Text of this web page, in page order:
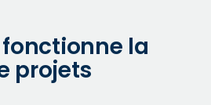
la
projets